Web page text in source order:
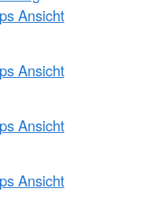
Ansicht
Ansicht
Ansicht
Ansicht